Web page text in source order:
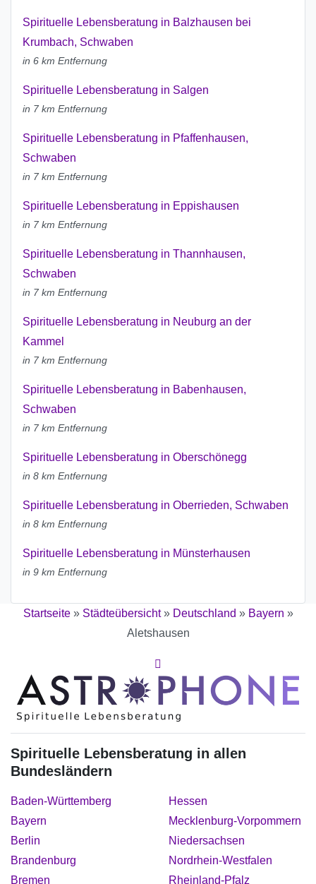
Spirituelle Lebensberatung in Balzhausen bei
Krumbach, Schwaben
in 6 km Entfernung
Spirituelle Lebensberatung in Salgen
in 7 km Entfernung
Spirituelle Lebensberatung in Pfaffenhausen,
Schwaben
in 7 km Entfernung
Spirituelle Lebensberatung in Eppishausen
in 7 km Entfernung
Spirituelle Lebensberatung in Thannhausen,
Schwaben
in 7 km Entfernung
Spirituelle Lebensberatung in Neuburg an der
Kammel
in 7 km Entfernung
Spirituelle Lebensberatung in Babenhausen,
Schwaben
in 7 km Entfernung
Spirituelle Lebensberatung in Oberschönegg
in 8 km Entfernung
Spirituelle Lebensberatung in Oberrieden, Schwaben
in 8 km Entfernung
Spirituelle Lebensberatung in Münsterhausen
in 9 km Entfernung
Startseite» Städteübersicht» Deutschland » Bayern »
Aletshausen
Spirituelle Lebensberatung in allen
Bundesländern
Baden-Württemberg
Bayern
Berlin
Brandenburg
Bremen
Hessen
Mecklenburg-Vorpommern
Niedersachsen
Nordrhein-Westfalen
Rheinland-Pfalz